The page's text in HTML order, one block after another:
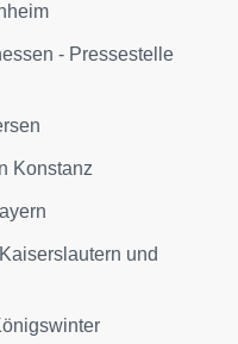
- Pressestelle
Konstanz
und